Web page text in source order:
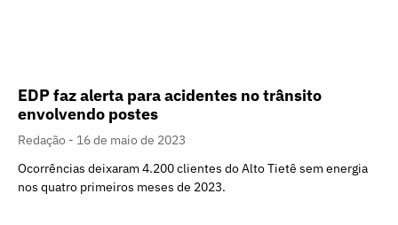
EDP faz alerta para acidentes no trânsito
envolvendo postes
Redação
16 de maio de 2023
Ocorrências deixaram 4.200 clientes do Alto Tietê sem energia
nos quatro primeiros meses de 2023.